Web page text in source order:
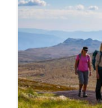
무거운 야간 가
은 객실 숙소로
있는 자유 시간
코티지 숙박 시